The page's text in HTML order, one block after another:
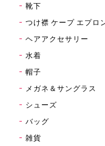
靴下
つけ襟 ケープ エプロ
ヘアアクセサリー
水着
帽子
メガネ＆サングラス
シューズ
バッグ
雑貨